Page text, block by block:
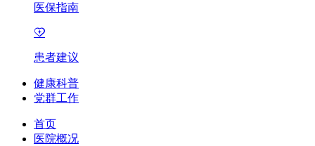
医保指南
患者建议
健康科普
党群工作
首页
医院概况